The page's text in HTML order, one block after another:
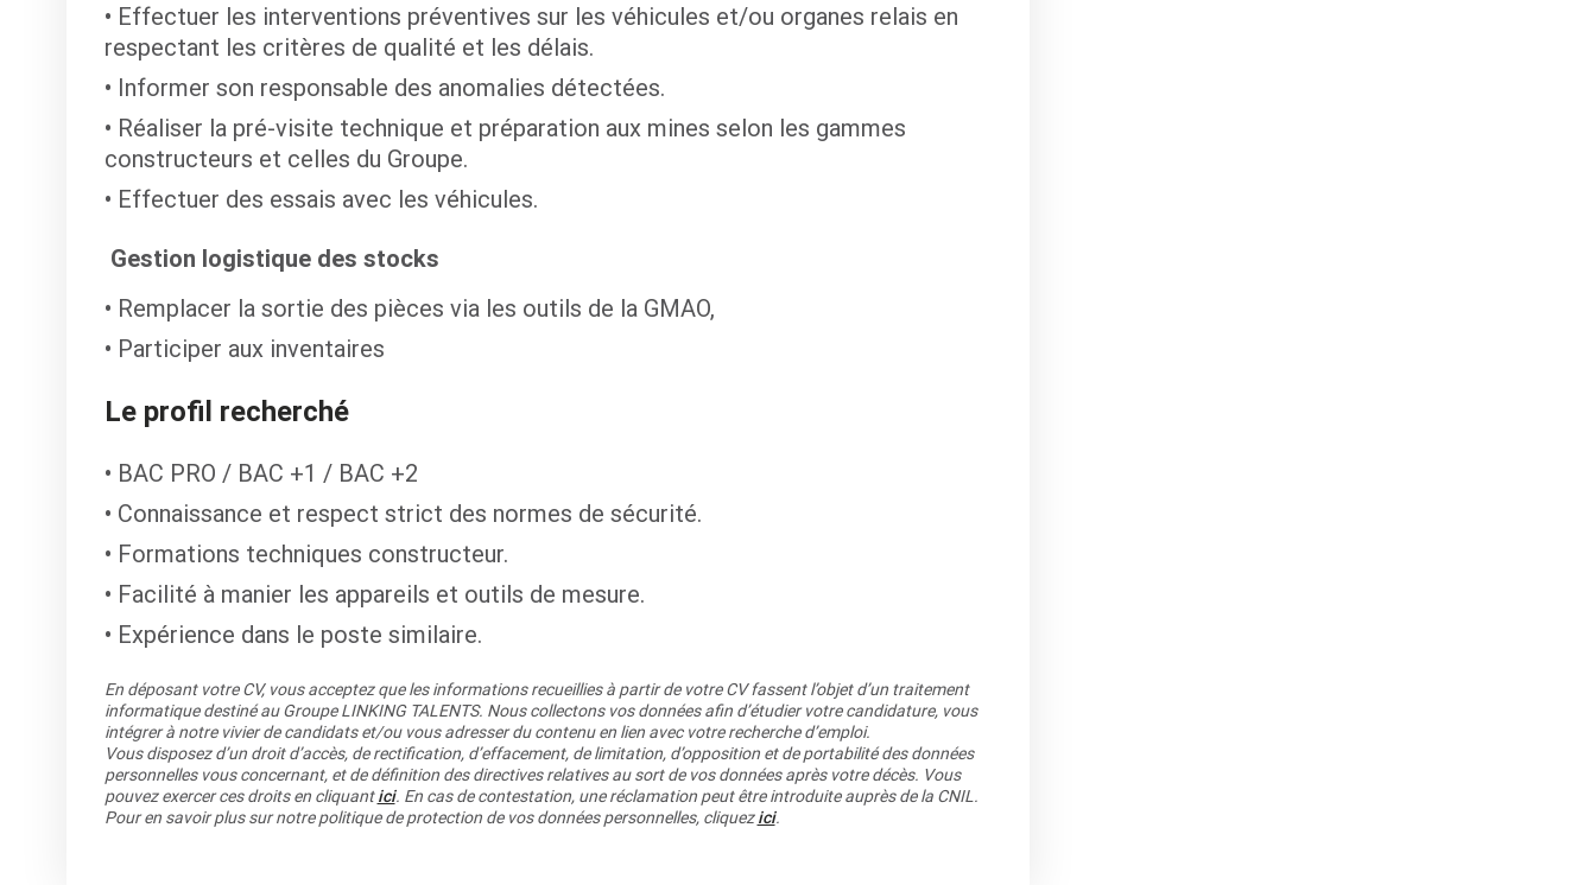
Effectuer les interventions préventives sur les véhicules et/ou organes relais en
respectant les critères de qualité et les délais.
Informer son responsable des anomalies détectées.
Réaliser la pré-visite technique et préparation aux mines selon les gammes
constructeurs et celles du Groupe.
Effectuer des essais avec les véhicules.
Gestion logistique des stocks
Remplacer la sortie des pièces via les outils de la GMAO,
Participer aux inventaires
Le profil recherché
BAC PRO / BAC +1 / BAC +2
Connaissance et respect strict des normes de sécurité.
Formations techniques constructeur.
Facilité à manier les appareils et outils de mesure.
Expérience dans le poste similaire.
En déposant votre CV, vous acceptez que les informations recueillies à partir de votre CV fassent l’objet d’un traitement
informatique destiné au Groupe LINKING TALENTS. Nous collectons vos données afin d’étudier votre candidature, vous
intégrer à notre vivier de candidats et/ou vous adresser du contenu en lien avec votre recherche d’emploi.
Vous disposez d’un droit d’accès, de rectification, d’effacement, de limitation, d’opposition et de portabilité des données
personnelles vous concernant, et de définition des directives relatives au sort de vos données après votre décès. Vous
pouvez exercer ces droits en cliquantici. En cas de contestation, une réclamation peut être introduite auprès de la CNIL.
Pour en savoir plus sur notre politique de protection de vos données personnelles, cliquezici.